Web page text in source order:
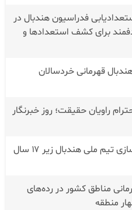
فدراسیون هندبال در
برای کشف استعدادها و
قهرمانی خردسالان
راویان حقیقت؛ روز خبرنگار
برگزاری پنجمین اردوی آماده‌سازی تیم ملی هندبال زیر ۱۷ سال
مناطق کشور در رده‌های
منطقه